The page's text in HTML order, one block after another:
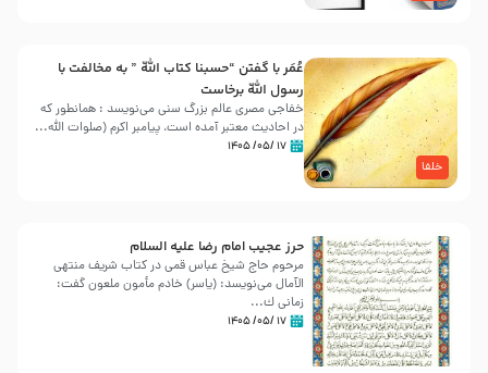
خلفا
عُمَر با گفتن “حسبنا كتاب اللّه ” به مخالفت با
رسول اللّه برخاست
خفاجی مصری عالم بزرگ سنی می‌نویسد : همانطور که
در احادیث معتبر آمده است، پیامبر اکرم (صلوات اللّه...
۱۷ /۰۵/ ۱۴۰۵
حرز عجیب امام رضا علیه السلام
مرحوم حاج شیخ عباس قمی در کتاب شریف منتهی
الآمال می‌نویسد: (ياسر) خادم مأمون ملعون گفت:
زمانى ك...
۱۷ /۰۵/ ۱۴۰۵